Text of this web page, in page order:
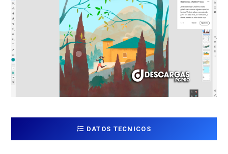
DATOS TECNICOS